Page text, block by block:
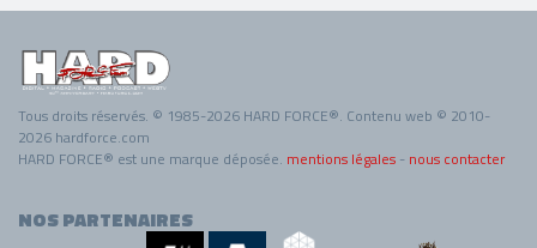
Tous droits réservés. © 1985-2026 HARD FORCE®. Contenu web © 2010-
2026 hardforce.com
HARD FORCE® est une marque déposée. mentions légales - nous contacter
NOS PARTENAIRES